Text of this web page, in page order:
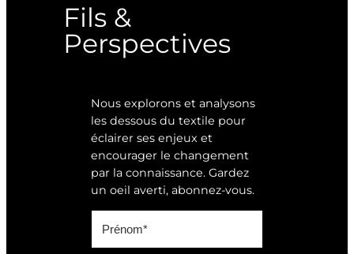
Fils &
Perspectives
Nous explorons et analysons
les dessous du textile pour
éclairer ses enjeux et
encourager le changement
par la connaissance. Gardez
un oeil averti, abonnez-vous.